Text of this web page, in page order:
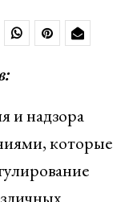
и надзора
которые